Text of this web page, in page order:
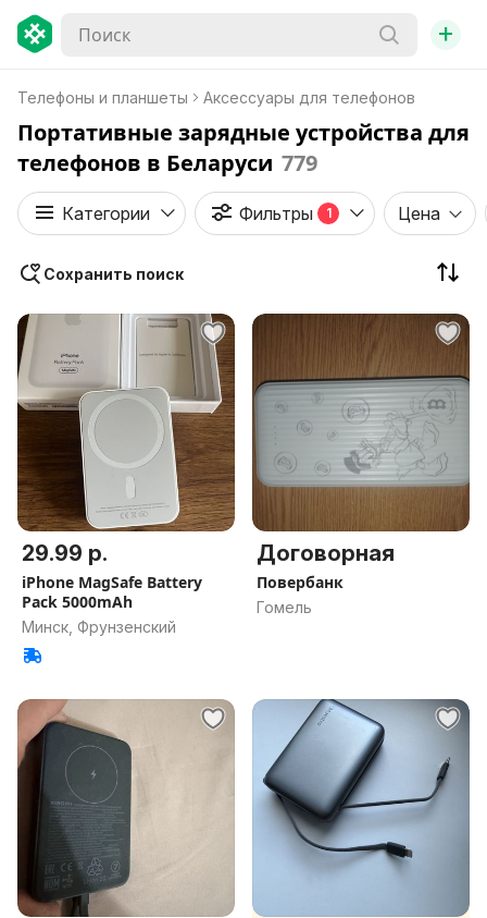
+
Телефоны и планшеты Аксессуары для телефонов
Портативные зарядные устройства для
телефонов в Беларуси 779
Категории Фильтры 1 Цена
Сохранить поиск
29.99 р.
iPhone MagSafe Battery
Pack 5000mAh
Минск, Фрунзенский
Договорная
Повербанк
Гомель